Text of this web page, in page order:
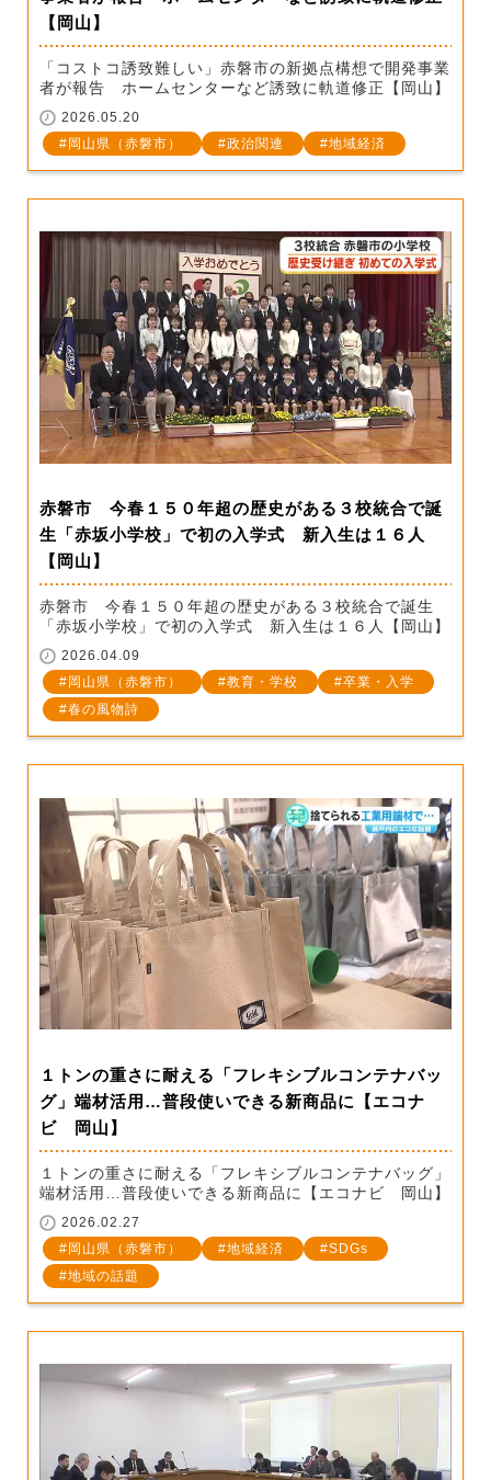
【岡山】
「コストコ誘致難しい」赤磐市の新拠点構想で開発事業
者が報告 ホームセンターなど誘致に軌道修正【岡山】
2026.05.20
岡山県（赤磐市）
政治関連 地域経済
赤磐市 今春１５０年超の歴史がある３校統合で誕
生「赤坂小学校」で初の入学式 新入生は１６人
【岡山】
赤磐市 今春１５０年超の歴史がある３校統合で誕生
「赤坂小学校」で初の入学式 新入生は１６人【岡山】
2026.04.09
岡山県（赤磐市）
教育・学校
卒業・入学
春の風物詩
１トンの重さに耐える「フレキシブルコンテナバッ
グ」端材活用…普段使いできる新商品に【エコナ
ビ 岡山】
１トンの重さに耐える「フレキシブルコンテナバッグ」
端材活用…普段使いできる新商品に【エコナビ 岡山】
2026.02.27
岡山県（赤磐市）
地域経済
SDGs
地域の話題